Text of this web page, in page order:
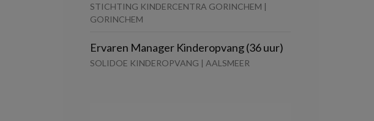
STICHTING KINDERCENTRA GORINCHEM |
GORINCHEM
Ervaren Manager Kinderopvang (36 uur)
SOLIDOE KINDEROPVANG | AALSMEER